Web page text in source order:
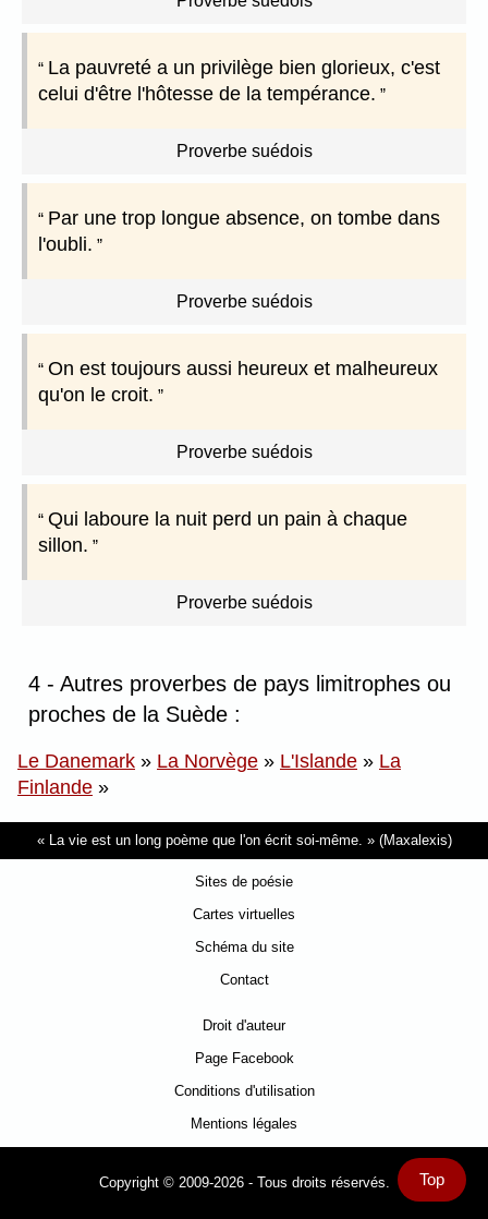
La pauvreté a un privilège bien glorieux, c'est
celui d'être l'hôtesse de la tempérance.
Proverbe suédois
Par une trop longue absence, on tombe dans
l'oubli.
Proverbe suédois
On est toujours aussi heureux et malheureux
qu'on le croit.
Proverbe suédois
Qui laboure la nuit perd un pain à chaque
sillon.
Proverbe suédois
4 - Autres proverbes de pays limitrophes ou
proches de la Suède :
Le Danemark » La Norvège » L'Islande » La
Finlande »
Top
La vie est un long poème que l'on écrit soi-même. (Maxalexis)
Sites de poésie
Cartes virtuelles
Schéma du site
Contact
Droit d'auteur
Page Facebook
Conditions d'utilisation
Mentions légales
Copyright © 2009-2026 - Tous droits réservés.